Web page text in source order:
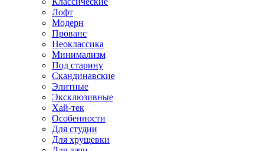
Лофт
Модерн
Прованс
Неоклассика
Минимализм
Под старину
Скандинавские
Элитные
Эксклюзивные
Хай-тек
Особенности
Для студии
Для хрущевки